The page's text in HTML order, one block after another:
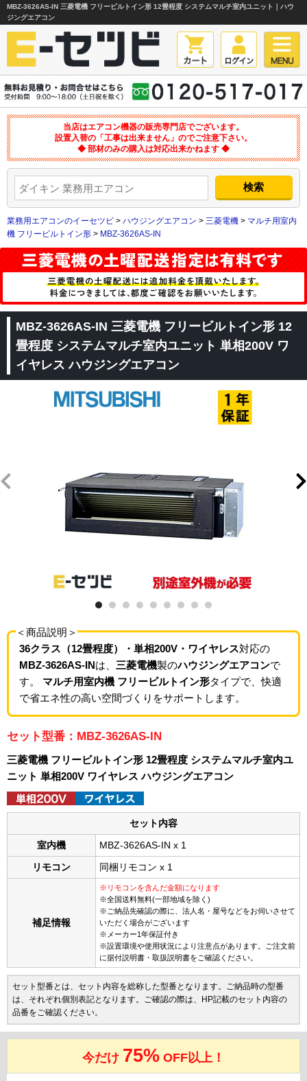
MBZ-3626AS-IN 三菱電機 フリービルトイン形 12畳程度 システムマルチ室内ユニット｜ハウ
ジングエアコン
当店はエアコン機器の販売専門店でございます。
設置入替の「工事は出来ません」のでご注意下さい。
◆ 部材のみの購入は対応出来かねます ◆
業務用エアコンのイーセツビ > ハウジングエアコン > 三菱電機 > マルチ用室内
機 フリービルトイン形 > MBZ-3626AS-IN
MBZ-3626AS-IN 三菱電機 フリービルトイン形 12
畳程度 システムマルチ室内ユニット 単相200V ワ
イヤレス ハウジングエアコン
＜商品説明＞
36クラス（12畳程度）・単相200V・ワイヤレス対応の
MBZ-3626AS-INは、 三菱電機製のハウジングエアコンで
す。 マルチ用室内機 フリービルトイン形タイプで、快適
で省エネ性の高い空間づくりをサポートします。
セット型番：MBZ-3626AS-IN
三菱電機 フリービルトイン形 12畳程度 システムマルチ室内ユ
ニット 単相200V ワイヤレス ハウジングエアコン
セット内容
室内機 MBZ-3626AS-IN x 1
リモコン 同梱リモコン x 1
補足情報
※リモコンを含んだ金額になります
※全国送料無料(一部地域を除く)
※ご納品先確認の際に、法人名・屋号などをお伺いさせて
いただく場合がございます
※メーカー1年保証付き
※設置環境や使用状況により注意点があります。ご注文前
に据付説明書・取扱説明書をご確認ください。
セット型番とは、セット内容を総称した型番となります。ご納品時の型番
は、それぞれ個別表記となります。ご確認の際は、HP記載のセット内容の
品番をご確認ください。
今だけ 75% OFF以上！